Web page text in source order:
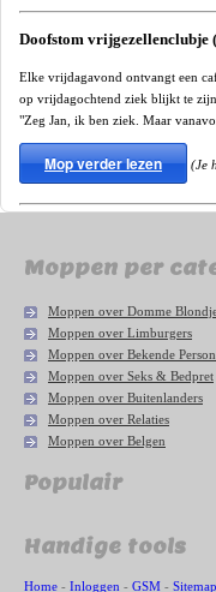
Doofstom vrijgezellenclubje
Elke vrijdagavond ontvangt een
op vrijdagochtend ziek blijkt te
"Zeg Jan, ik ben ziek. Maar
Mop verder lezen (Je
Moppen per
Moppen over Domme
Moppen over Limburgers
Moppen over Bekende
Moppen over Seks & Bedpret
Moppen over Buitenlanders
Moppen over Relaties
Moppen over Belgen
Populair
Handige tools
Home - Inloggen - GSM - Sitemap